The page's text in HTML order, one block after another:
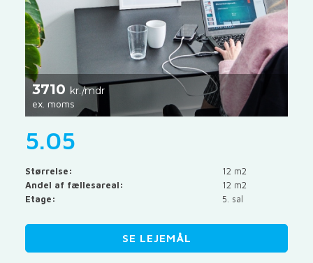
3710 kr./mdr
ex. moms
5.05
Størrelse:
12 m2
Andel af fællesareal:
12 m2
Etage:
5. sal
SE LEJEMÅL